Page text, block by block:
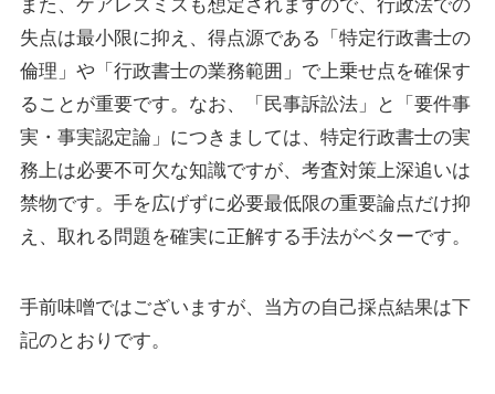
また、ケアレスミスも想定されますので、行政法での
失点は最小限に抑え、得点源である「特定行政書士の
倫理」や「行政書士の業務範囲」で上乗せ点を確保す
ることが重要です。なお、「民事訴訟法」と「要件事
実・事実認定論」につきましては、特定行政書士の実
務上は必要不可欠な知識ですが、考査対策上深追いは
禁物です。手を広げずに必要最低限の重要論点だけ抑
え、取れる問題を確実に正解する手法がベターです。
手前味噌ではございますが、当方の自己採点結果は下
記のとおりです。